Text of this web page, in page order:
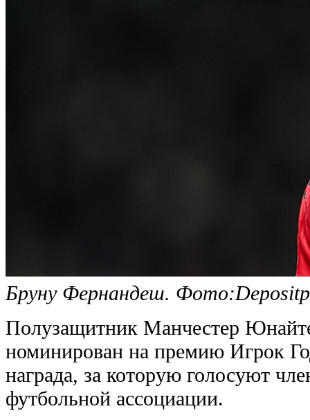
Бруну Фернандеш.
Полузащитник Манчестер
номинирован на премию Игрок
награда, за которую голосуют
футбольной ассоциации.